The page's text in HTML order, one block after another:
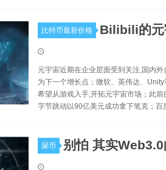
比特币最新价格 Bilibili的元
元宇宙近期在企业层面受到关注,国内
为下一个增长点；微软、英伟达、
希望从游戏入手,开拓元宇宙市场；此
字节跳动以90亿美元成功拿下笔克；百
屎币 别怕 其实